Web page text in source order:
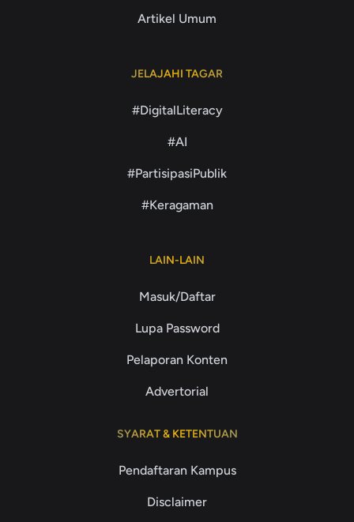
Artikel Umum
JELAJAHI TAGAR
#DigitalLiteracy
#AI
#PartisipasiPublik
#Keragaman
LAIN-LAIN
Masuk/Daftar
Lupa Password
Pelaporan Konten
Advertorial
SYARAT & KETENTUAN
Pendaftaran Kampus
Disclaimer